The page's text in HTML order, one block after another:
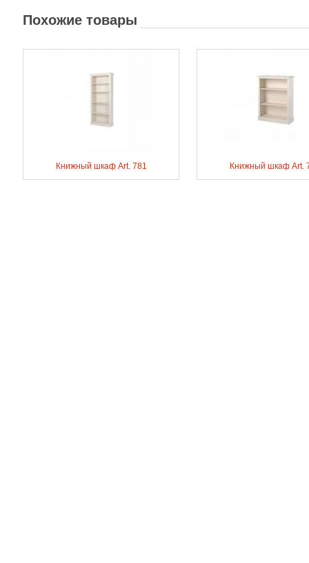
Похожие товары
Книжный шкаф Art. 781 Книжный шкаф Art.